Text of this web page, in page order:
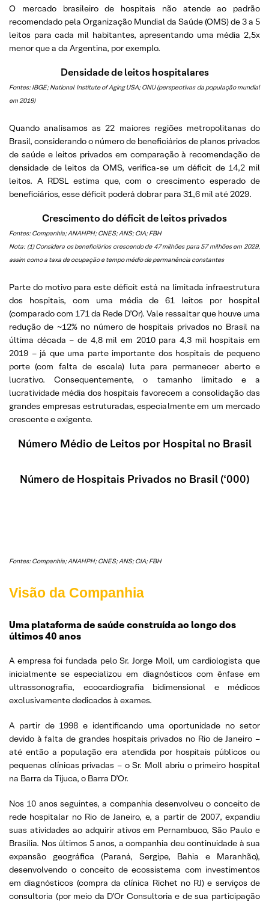
O mercado brasileiro de hospitais não atende ao padrão
recomendado pela Organização Mundial da Saúde (OMS) de 3 a 5
leitos para cada mil habitantes, apresentando uma média 2,5x
menor que a da Argentina, por exemplo.
Densidade de leitos hospitalares
Fontes: IBGE; National Institute of Aging USA; ONU (perspectivas da população mundial
em 2019)
Quando analisamos as 22 maiores regiões metropolitanas do
Brasil, considerando o número de beneficiários de planos privados
de saúde e leitos privados em comparação à recomendação de
densidade de leitos da OMS, verifica-se um déficit de 14,2 mil
leitos. A RDSL estima que, com o crescimento esperado de
beneficiários, esse déficit poderá dobrar para 31,6 mil até 2029.
Crescimento do déficit de leitos privados
Fontes: Companhia; ANAHPH; CNES; ANS; CIA; FBH
Nota: (1) Considera os beneficiários crescendo de 47 milhões para 57 milhões em 2029,
assim como a taxa de ocupação e tempo médio de permanência constantes
Parte do motivo para este déficit está na limitada infraestrutura
dos hospitais, com uma média de 61 leitos por hospital
(comparado com 171 da Rede D’Or). Vale ressaltar que houve uma
redução de ~12% no número de hospitais privados no Brasil na
última década – de 4,8 mil em 2010 para 4,3 mil hospitais em
2019 – já que uma parte importante dos hospitais de pequeno
porte (com falta de escala) luta para permanecer aberto e
lucrativo. Consequentemente, o tamanho limitado e a
lucratividade média dos hospitais favorecem a consolidação das
grandes empresas estruturadas, especialmente em um mercado
crescente e exigente.
Número Médio de Leitos por Hospital no Brasil
Número de Hospitais Privados no Brasil (‘000)
Fontes: Companhia; ANAHPH; CNES; ANS; CIA; FBH
Visão da Companhia
Uma plataforma de saúde construída ao longo dos
últimos 40 anos
A empresa foi fundada pelo Sr. Jorge Moll, um cardiologista que
inicialmente se especializou em diagnósticos com ênfase em
ultrassonografia, ecocardiografia bidimensional e médicos
exclusivamente dedicados à exames.
A partir de 1998 e identificando uma oportunidade no setor
devido à falta de grandes hospitais privados no Rio de Janeiro –
até então a população era atendida por hospitais públicos ou
pequenas clínicas privadas – o Sr. Moll abriu o primeiro hospital
na Barra da Tijuca, o Barra D’Or.
Nos 10 anos seguintes, a companhia desenvolveu o conceito de
rede hospitalar no Rio de Janeiro, e, a partir de 2007, expandiu
suas atividades ao adquirir ativos em Pernambuco, São Paulo e
Brasília. Nos últimos 5 anos, a companhia deu continuidade à sua
expansão geográfica (Paraná, Sergipe, Bahia e Maranhão),
desenvolvendo o conceito de ecossistema com investimentos
em diagnósticos (compra da clínica Richet no RJ) e serviços de
consultoria (por meio da D’Or Consultoria e de sua participação